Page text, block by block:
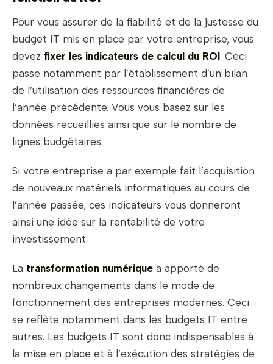
Pour vous assurer de la fiabilité et de la justesse du
budget IT mis en place par votre entreprise, vous
devez fixer les indicateurs de calcul du ROI. Ceci
passe notamment par l’établissement d’un bilan
de l’utilisation des ressources financières de
l’année précédente. Vous vous basez sur les
données recueillies ainsi que sur le nombre de
lignes budgétaires.
Si votre entreprise a par exemple fait l’acquisition
de nouveaux matériels informatiques au cours de
l’année passée, ces indicateurs vous donneront
ainsi une idée sur la rentabilité de votre
investissement.
La transformation numérique a apporté de
nombreux changements dans le mode de
fonctionnement des entreprises modernes. Ceci
se reflète notamment dans les budgets IT entre
autres. Les budgets IT sont donc indispensables à
la mise en place et à l’exécution des stratégies de